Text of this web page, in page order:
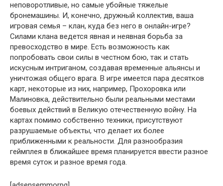
неповоротливые, но самые убойные тяжелые
бронемашины. И, конечно, дружный коллектив, ваша
игровая семья – клан, куда без него в онлайн-игре?
Силами клана ведется явная и неявная борьба за
превосходство в мире. Есть возможность как
попробовать свои силы в честном бою, так и стать
искусным интриганом, создавая временные альянсы и
уничтожая общего врага. В игре имеется пара десятков
карт, некоторые из них, например, Прохоровка или
Малиновка, действительно были реальными местами
боевых действий в Великую отечественную войну. На
картах помимо собственно техники, присутствуют
разрушаемые объекты, что делает их более
приближенными к реальности. Для разнообразия
геймплея в ближайшее время планируется ввести разное
время суток и разное время года.